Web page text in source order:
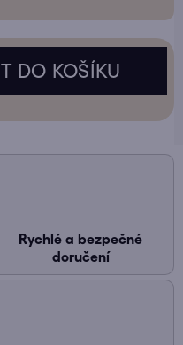
Rychlé a bezpečné
doručení